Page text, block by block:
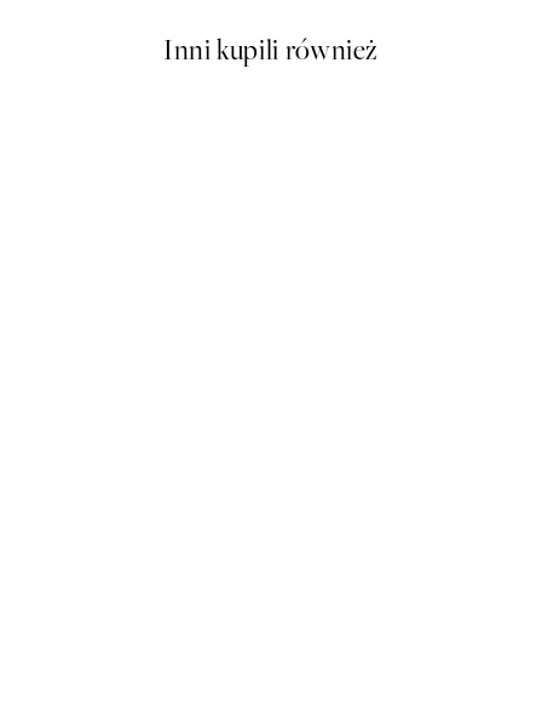
Inni kupili również